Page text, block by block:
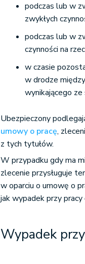
podczas lub w
zwykłych
podczas lub w
czynności na
w czasie
w drodze
wynikającego ze
Ubezpieczony
umowy o pracę,
z tych tytułów.
W przypadku gdy ma
zlecenie przysługuje
w oparciu o umowę o
jak wypadek przy
Wypadek